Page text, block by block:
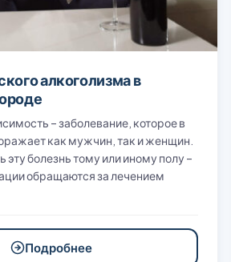
алкоголизма в
– заболевание, которое в
как мужчин, так и женщин.
эту болезнь тому или иному полу –
обращаются за лечением
Подробнее